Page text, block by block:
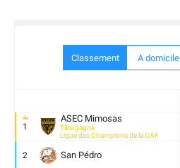
Classement A domicile
1
ASEC Mimosas
Titre gagné
Ligue des Champions de la CAF
2 San Pédro